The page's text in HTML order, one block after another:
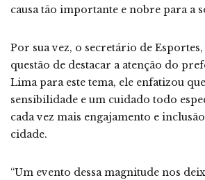
causa tão importante e nobre para a
Por sua vez, o secretário de
questão de destacar a atenção do
Lima para este tema, ele enfatizou
sensibilidade e um cuidado todo
cada vez mais engajamento e
cidade.
“Um evento dessa magnitude nos